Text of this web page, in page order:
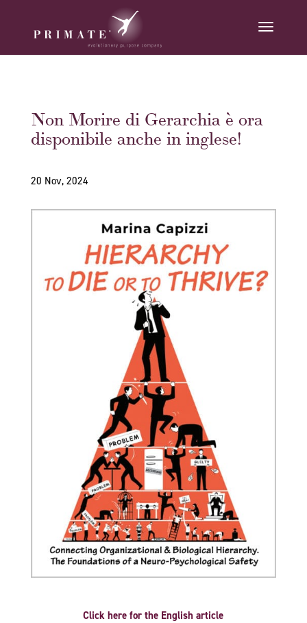
Non Morire di Gerarchia è ora
disponibile anche in inglese!
20 Nov, 2024
Click here for the English article